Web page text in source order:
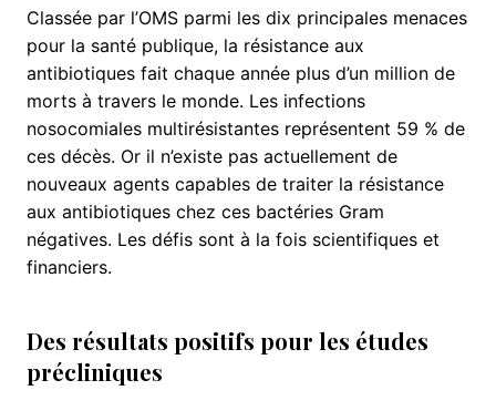
Classée par l’OMS parmi les dix principales menaces
pour la santé publique, la résistance aux
antibiotiques fait chaque année plus d’un million de
morts à travers le monde. Les infections
nosocomiales multirésistantes représentent 59 % de
ces décès. Or il n’existe pas actuellement de
nouveaux agents capables de traiter la résistance
aux antibiotiques chez ces bactéries Gram
négatives. Les défis sont à la fois scientifiques et
financiers.
Des résultats positifs pour les études
précliniques